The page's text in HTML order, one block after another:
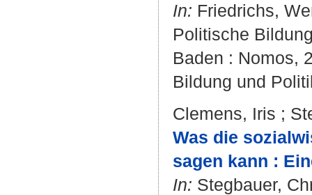
In: Friedrichs,
Politische
Baden : Nomos,
Bildung und
Clemens, Iris ;
Was die
sagen kann :
In: Stegbauer,